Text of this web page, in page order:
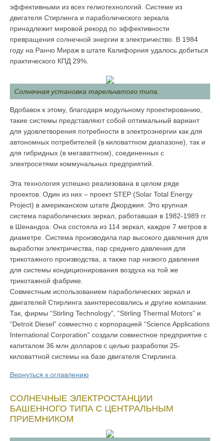
эффективными из всех гелиотехнологий. Системе из
двигателя Стирлинга и параболического зеркала
принадлежит мировой рекорд по эффективности
превращения солнечной энергии в электричество. В 1984
году на Ранчо Мираж в штате Калифорния удалось добиться
практического КПД 29%.
Солнечная установка тарельчатого типа.
Вдобавок к этому, благодаря модульному проектированию,
такие системы представляют собой оптимальный вариант
для удовлетворения потребности в электроэнергии как для
автономных потребителей (в киловаттном диапазоне), так и
для гибридных (в мегаваттном), соединенных с
электросетями коммунальных предприятий.
Эта технология успешно реализована в целом ряде
проектов. Один из них – проект STEP (Solar Total Energy
Project) в американском штате Джорджия. Это крупная
система параболических зеркал, работавшая в 1982-1989 гг.
в Шенандоа. Она состояла из 114 зеркал, каждое 7 метров в
диаметре. Система производила пар высокого давления для
выработки электричества, пар среднего давления для
трикотажного производства, а также пар низкого давления
для системы кондиционирования воздуха на той же
трикотажной фабрике.
Совместным использованием параболических зеркал и
двигателей Стирлинга заинтересовались и другие компании.
Так, фирмы “Stirling Technology”, “Stirling Thermal Motors” и
“Detroit Diesel” совместно с корпорацией “Science Applications
International Corporation” создали совместное предприятие с
капиталом 36 млн долларов с целью разработки 25-
киловаттной системы на базе двигателя Стирлинга.
Вернуться к оглавлению
СОЛНЕЧНЫЕ ЭЛЕКТРОСТАНЦИИ
БАШЕННОГО ТИПА С ЦЕНТРАЛЬНЫМ
ПРИЕМНИКОМ